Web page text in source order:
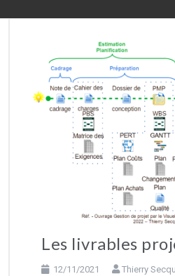
Les livrables
12/11/2021 Thierry